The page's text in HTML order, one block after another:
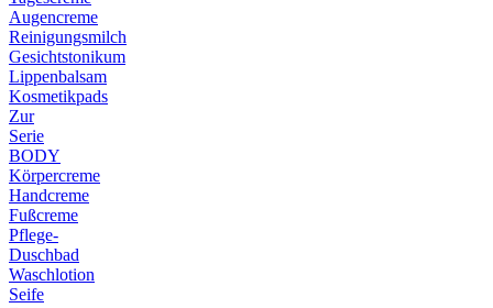
Augencreme
Reinigungsmilch
Gesichtstonikum
Lippenbalsam
Kosmetikpads
Zur
Serie
BODY
Körpercreme
Handcreme
Fußcreme
Pflege-
Duschbad
Waschlotion
Seife